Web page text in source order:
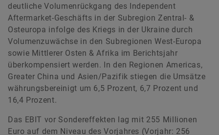
deutliche Volumenrückgang des Independent
Aftermarket-Geschäfts in der Subregion Zentral- &
Osteuropa infolge des Kriegs in der Ukraine durch
Volumenzuwächse in den Subregionen West-Europa
sowie Mittlerer Osten & Afrika im Berichtsjahr
überkompensiert werden. In den Regionen Americas,
Greater China und Asien/Pazifik stiegen die Umsätze
währungsbereinigt um 6,5 Prozent, 6,7 Prozent und
16,4 Prozent.
Das EBIT vor Sondereffekten lag mit 255 Millionen
Euro auf dem Niveau des Vorjahres (Vorjahr: 256